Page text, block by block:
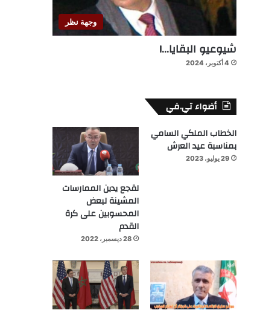
وجهة نظر
شيوعيو البقايا…!
4 أكتوبر، 2024
أضواء تي.في
الخطاب الملكي السامي
بمناسبة عيد العرش
29 يوليو، 2023
لقجع يدين الممارسات
المشينة لبعض
المحسوبين على كرة
القدم
28 ديسمبر، 2022